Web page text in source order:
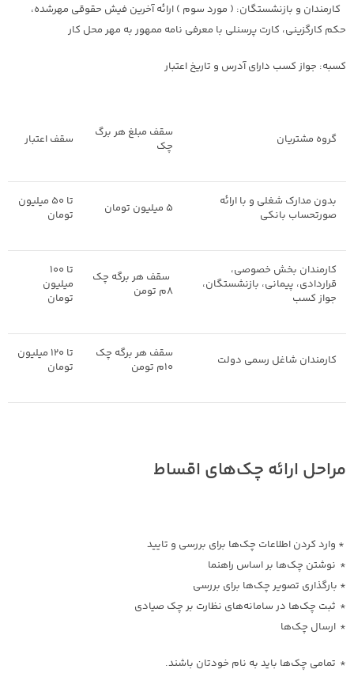
کارمندان و بازنشستگان: ( مورد سوم ) ارائه آخرین فیش حقوقی مهرشده،
حکم کارگزینی، کارت پرسنلی با معرفی نامه ممهور به مهر محل کار
کسبه: جواز کسب دارای آدرس و تاریخ اعتبار
گروه مشتریان
سقف مبلغ هر برگ
چک
سقف اعتبار
بدون مدارک شغلی و با ارائه
صورتحساب بانکی
5 میلیون تومان
تا 50 میلیون
تومان
کارمندان بخش خصوصی،
قراردادی، پیمانی، بازنشستگان،
جواز کسب
سقف هر برگه چک
8م تومن
تا 100
میلیون
تومان
کارمندان شاغل رسمی دولت
سقف هر برگه چک
10م تومن
تا 120 میلیون
تومان
مراحل ارائه چک‌های اقساط
* وارد کردن اطلاعات چک‌ها برای بررسی و تایید
* نوشتن چک‌ها بر اساس راهنما
* بارگذاری تصویر چک‌ها برای بررسی
* ثبت چک‌ها در سامانه‌‌های نظارت بر چک صیادی
* ارسال چک‌ها
* تمامی چک‌ها باید به نام خودتان باشند.